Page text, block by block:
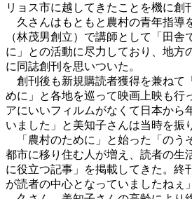
リョス市に越してきたことを機に創
久さんはもともと農村の青年指導
（林茂男創立）で講師として「田舎
に」との活動に尽力しており、地方
に同誌創刊を思いついた。
創刊後も新規購読者獲得を兼ねて
めに」と各地を巡って映画上映も行
アにいいフィルムがなくて日本から
いました」と美知子さんは当時を振
「農村のために」と始った「のう
都市に移り住む人が増え、読者の生
に役立つ記事」を掲載してきた。終
が読者の中心となっていましたねぇ